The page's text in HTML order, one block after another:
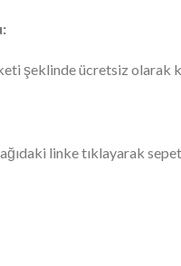
şeklinde ücretsiz olarak
linke tıklayarak